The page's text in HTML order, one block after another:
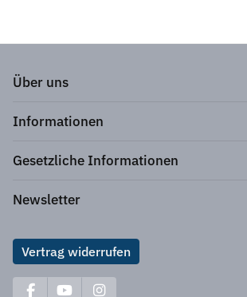
Über uns
Informationen
Gesetzliche Informationen
Newsletter
Vertrag widerrufen